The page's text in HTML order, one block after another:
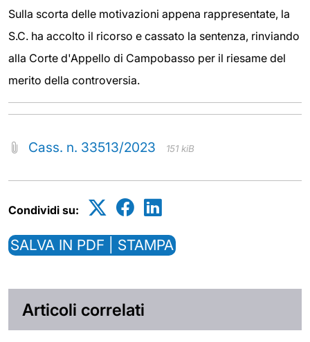
Sulla scorta delle motivazioni appena rappresentate, la
S.C. ha accolto il ricorso e cassato la sentenza, rinviando
alla Corte d'Appello di Campobasso per il riesame del
merito della controversia.
Cass. n. 33513/2023 151 kiB
Condividi su:
SALVA IN PDF | STAMPA
Articoli correlati